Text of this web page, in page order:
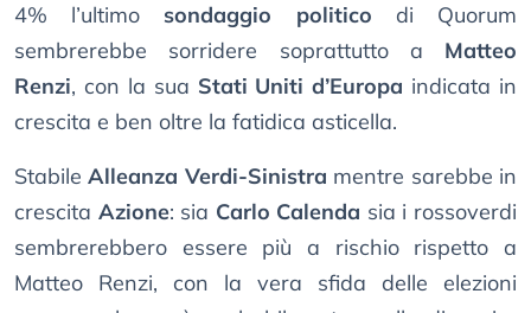
4% l’ultimo sondaggio politico di Quorum
sembrerebbe sorridere soprattutto a Matteo
Renzi, con la sua Stati Uniti d’Europa indicata in
crescita e ben oltre la fatidica asticella.
StabileAlleanza Verdi-Sinistra mentre sarebbe in
crescita Azione: sia Carlo Calenda sia i rossoverdi
sembrerebbero essere più a rischio rispetto a
Matteo Renzi, con la vera sfida delle elezioni